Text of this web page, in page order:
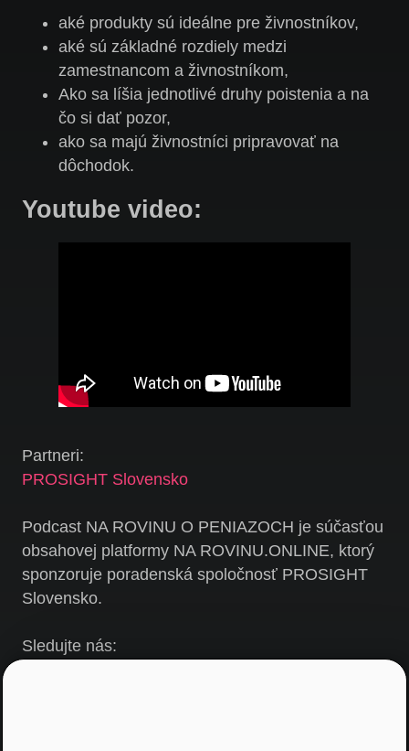
aké produkty sú ideálne pre živnostníkov,
aké sú základné rozdiely medzi
zamestnancom a živnostníkom,
Ako sa líšia jednotlivé druhy poistenia a na
čo si dať pozor,
ako sa majú živnostníci pripravovať na
dôchodok.
Youtube video:
Partneri:
PROSIGHT Slovensko
Podcast NA ROVINU O PENIAZOCH je súčasťou
obsahovej platformy NA ROVINU.ONLINE, ktorý
sponzoruje poradenská spoločnosť PROSIGHT
Slovensko.
Sledujte nás: